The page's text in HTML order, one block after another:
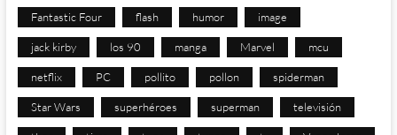
Fantastic Four flash humor image
jack kirby los 90 manga Marvel mcu
netflix PC pollito pollon spiderman
Star Wars superhéroes superman televisión